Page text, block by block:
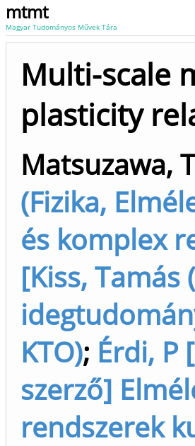
mtmt
Magyar Tudományos Művek Tára
Multi-scale
plasticity
Matsuzawa, T
(Fizika,
és komplex
[Kiss,
KTO); Érdi, P
szerző]
rendszerek